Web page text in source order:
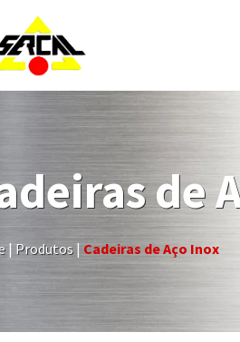
de
| Produtos | Cadeiras de Aço Inox